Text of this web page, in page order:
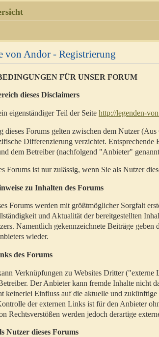
von Andor - Registrierung
FÜR UNSER FORUM
dieses Disclaimers
eigenständiger Teil der Seite http://legenden-
dieses Forums gelten zwischen dem Nutzer
Differenzierung verzichtet.
dem Betreiber (nachfolgend "Anbieter"
Forums ist nur zulässig, wenn Sie als Nutzer
zu Inhalten des Forums
Forums werden mit größtmöglicher Sorgfalt
und Aktualität der bereitgestellten
Namentlich gekennzeichnete Beiträge
wieder.
des Forums
Verknüpfungen zu Websites Dritter
Der Anbieter kann fremde Inhalte nicht
keinerlei Einfluss auf die aktuelle und
der externen Links ist für den Anbieter
Rechtsverstößen werden jedoch derartige
Nutzer dieses Forums